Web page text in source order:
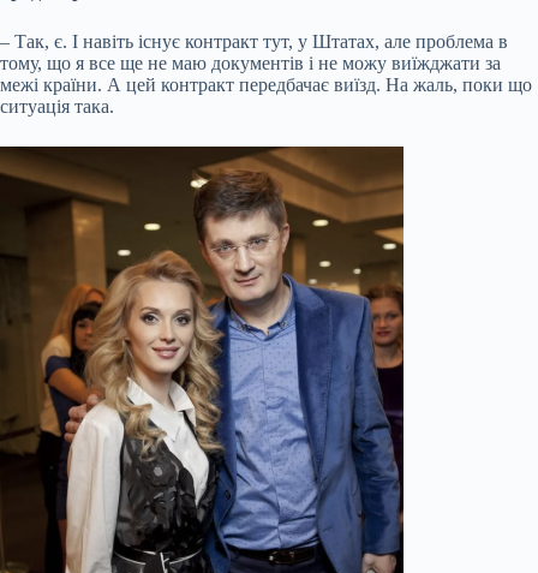
– Так, є. І навіть існує контракт тут, у Штатах, але проблема в
тому, що я все ще не маю документів і не можу виїжджати за
межі країни. А цей контракт передбачає виїзд. На жаль, поки що
ситуація така.